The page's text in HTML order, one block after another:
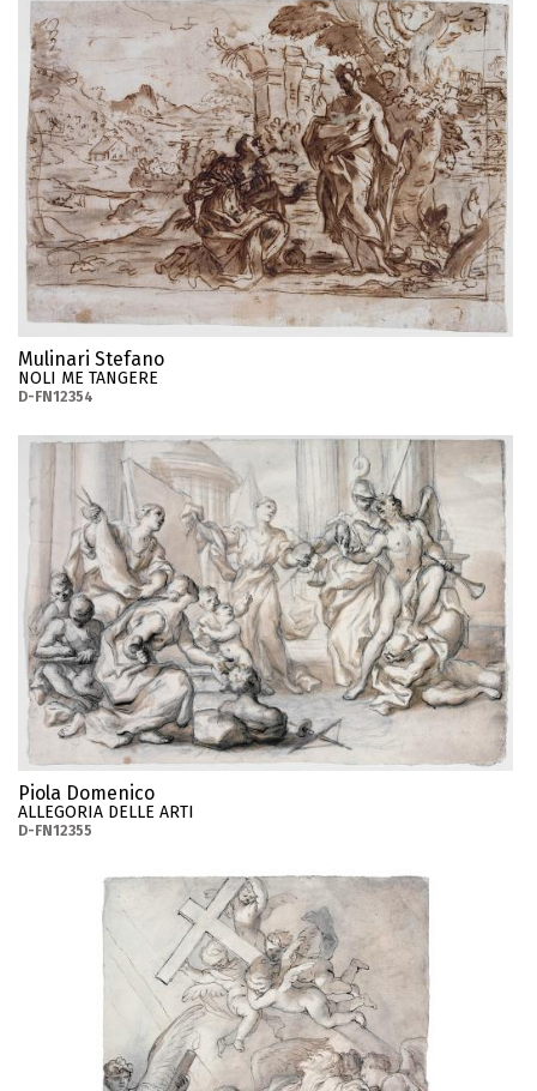
Mulinari Stefano
NOLI ME TANGERE
D-FN12354
Piola Domenico
ALLEGORIA DELLE ARTI
D-FN12355